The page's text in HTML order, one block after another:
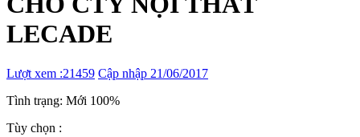
LECADE
Lượt xem :21459 Cập nhập 21/06/2017
Tình trạng: Mới 100%
Tùy chọn :